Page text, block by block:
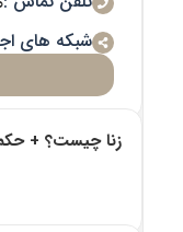
شبکه های
زنا چیست؟ + حکم